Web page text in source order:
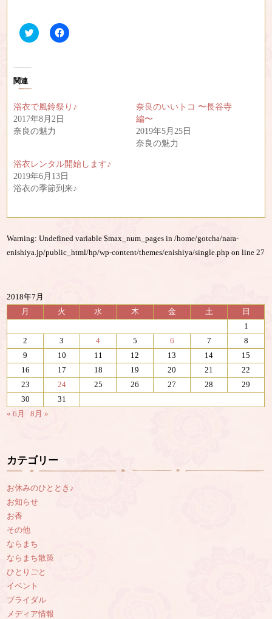
ク
リ
t
t
e
r
で
新
し
い
ウ
開
ま
F
a
共
有
リ
ッ
ク
し
て
新
い
す
関連
浴衣で風鈴祭り♪
2017年8月2日
奈良の魅力
奈良のいいトコ 〜長谷寺
編〜
2019年5月25日
奈良の魅力
浴衣レンタル開始します♪
2019年6月13日
浴衣の季節到来♪
Warning: Undefined variable $max_num_pages in/home/gotcha/nara-
enishiya.jp/public_html/hp/wp-content/themes/enishiya/single.php on line27
2018年7月
月
火 水 木 金 土
日
1
2
3 4 5 6 7
8
9
10 11 12 13 14
15
16
17 18 19 20 21
22
23
24 25 26 27 28
29
30
31
« 6月
8月 »
カテゴリー
お休みのひととき♪
お知らせ
お香
その他
ならまち
ならまち散策
ひとりごと
イベント
ブライダル
メディア情報